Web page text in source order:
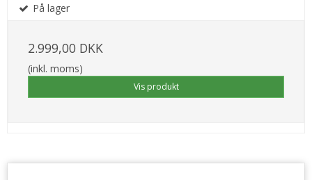
På lager
2.999,00 DKK
(inkl. moms)
Vis produkt